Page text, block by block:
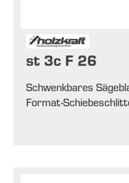
st 3c F 26
Schwenkbares
Format-